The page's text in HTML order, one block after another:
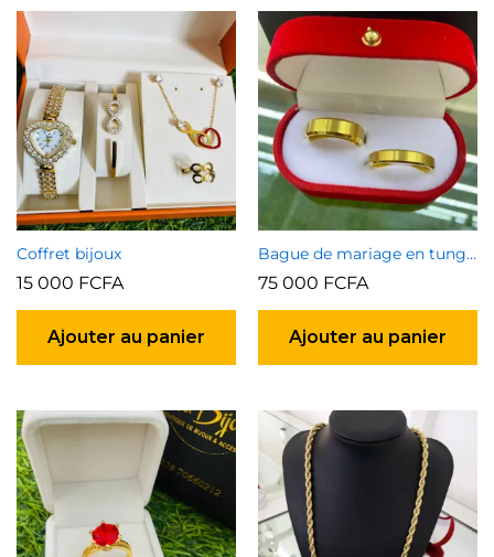
Coffret bijoux
15 000 FCFA
Ajouter au panier
Bague de mariage en tungstène plaqué or
75 000 FCFA
Ajouter au panier